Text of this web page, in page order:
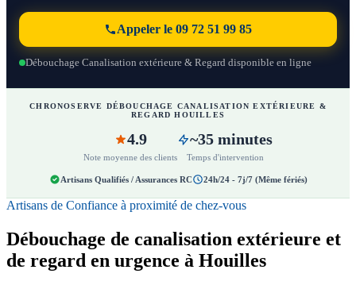
Appeler le 09 72 51 99 85
Débouchage Canalisation extérieure & Regard disponible en ligne
CHRONOSERVE DÉBOUCHAGE CANALISATION EXTÉRIEURE &
REGARD HOUILLES
4.9
Note moyenne des clients
~35 minutes
Temps d'intervention
Artisans Qualifiés / Assurances RC 24h/24 - 7j/7 (Même fériés)
Artisans de Confiance à proximité de chez-vous
Débouchage de canalisation extérieure et
de regard en urgence à Houilles